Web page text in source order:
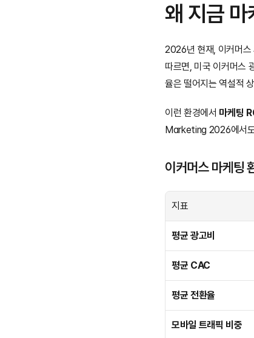
왜 지금
2026년 현재, 이커머스
따르면, 미국 이커머스
율은 떨어지는 역설적
이런 환경에서 마케팅
Marketing 2026에서
이커머스 마케
지표
평균 광고비
평균 CAC
평균 전환율
모바일 트래픽 비중